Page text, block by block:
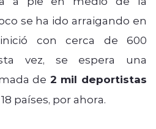
se ha ido arraigando en
con cerca de 600
vez, se espera una
de 2 mil deportistas
países, por ahora.